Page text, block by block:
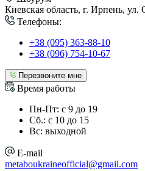
Киевская область, г. Ирпень, ул.
Телефоны:
+38 (095) 363-88-10
+38 (096) 754-10-67
Перезвоните мне
Время работы
Пн-Пт: с 9 до 19
Сб.: с 10 до 15
Вс: выходной
E-mail
metaboukraineofficial@gmail.com